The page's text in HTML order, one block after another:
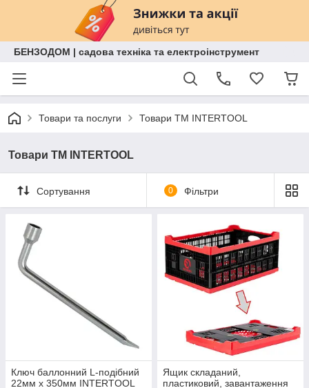
БЕНЗОДОМ | садова техніка та електроінструмент
Товари та послуги Товари ТМ INTERTOOL
Товари ТМ INTERTOOL
Сортування 0 Фільтри
Ключ баллонний L-подібний
22мм x 350мм INTERTOOL
Ящик складаний,
пластиковий, завантаження